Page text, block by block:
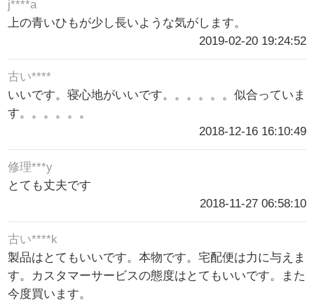
j****a
上の青いひもが少し長いような気がします。
2019-02-20 19:24:52
古い****
いいです。寝心地がいいです。。。。。。似合っていま
す。。。。。。
2018-12-16 16:10:49
修理***y
とても丈夫です
2018-11-27 06:58:10
古い****k
製品はとてもいいです。本物です。宅配便は力に与えま
す。カスタマーサービスの態度はとてもいいです。また
今度買います。